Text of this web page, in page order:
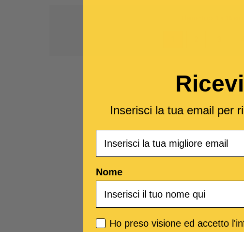
Inserisci la tua email per
Nome
Privacy policy
Ho preso visione ed accetto